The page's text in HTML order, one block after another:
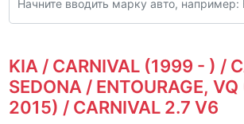
KIA / CARNIVAL (1999 - ) /
SEDONA / ENTOURAGE,
2015) / CARNIVAL 2.7 V6